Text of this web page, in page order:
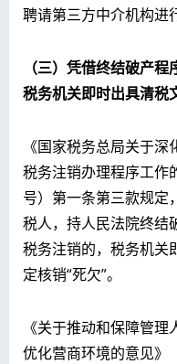
聘请第三方中介机构进
（三）凭借终结破产
税务机关即时出具清税
《国家税务总局关于
税务注销办理程序工作
号）第一条第三款规定
税人，持人民法院终结
税务注销的，税务机关
定核销“死欠”。
《关于推动和保障管
优化营商环境的意见》